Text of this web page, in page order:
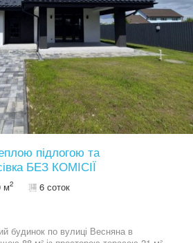
підлогою та
БЕЗ КОМІСІЇ
м2 6 соток
будинок по вулиці Весняна в